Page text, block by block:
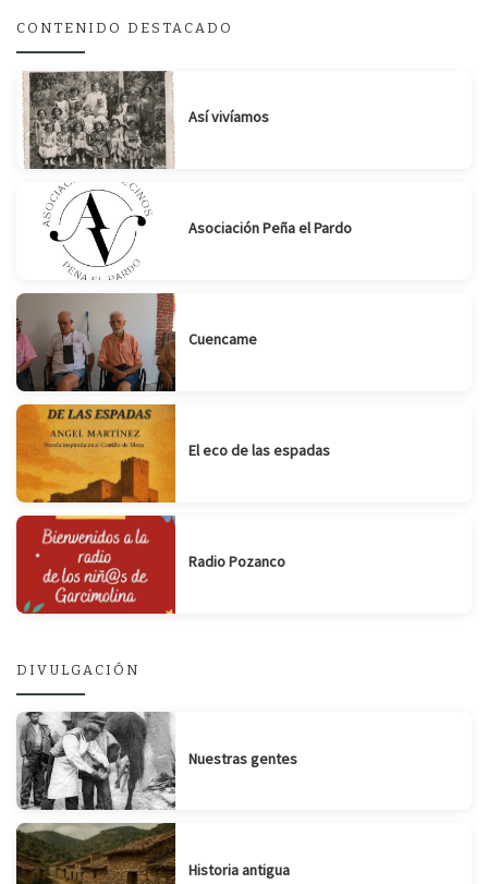
CONTENIDO DESTACADO
Así vivíamos
Asociación Peña el Pardo
Cuencame
El eco de las espadas
Radio Pozanco
DIVULGACIÓN
Nuestras gentes
Historia antigua
Suscribirse